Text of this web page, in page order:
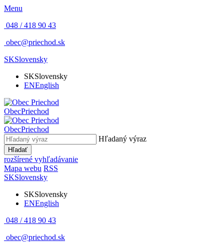
Menu
048 / 418 90 43
obec@priechod.sk
SKSlovensky
SKSlovensky
ENEnglish
ObecPriechod
ObecPriechod
Hľadaný výraz
Hľadať
rozšírené vyhľadávanie
Mapa webu RSS
SKSlovensky
SKSlovensky
ENEnglish
048 / 418 90 43
obec@priechod.sk